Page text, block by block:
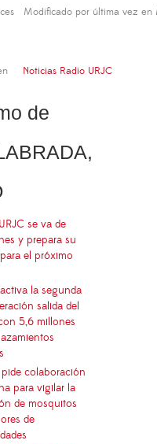
Modificado por última vez en
Noticias Radio URJC
de
se va de
y prepara su
el próximo
la segunda
salida del
5,6 millones
pide colaboración
para vigilar la
de mosquitos
de